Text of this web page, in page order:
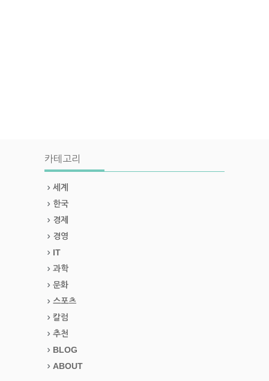
카테고리
세계
한국
경제
경영
IT
과학
문화
스포츠
칼럼
추천
BLOG
ABOUT